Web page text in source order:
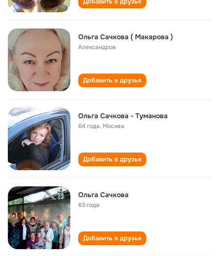
Ольга Сачкова ( Макарова )
Александров
Добавить в друзья
Ольга Сачкова - Туманова
64 года, Москва
Добавить в друзья
Ольга Сачкова
63 года
Добавить в друзья